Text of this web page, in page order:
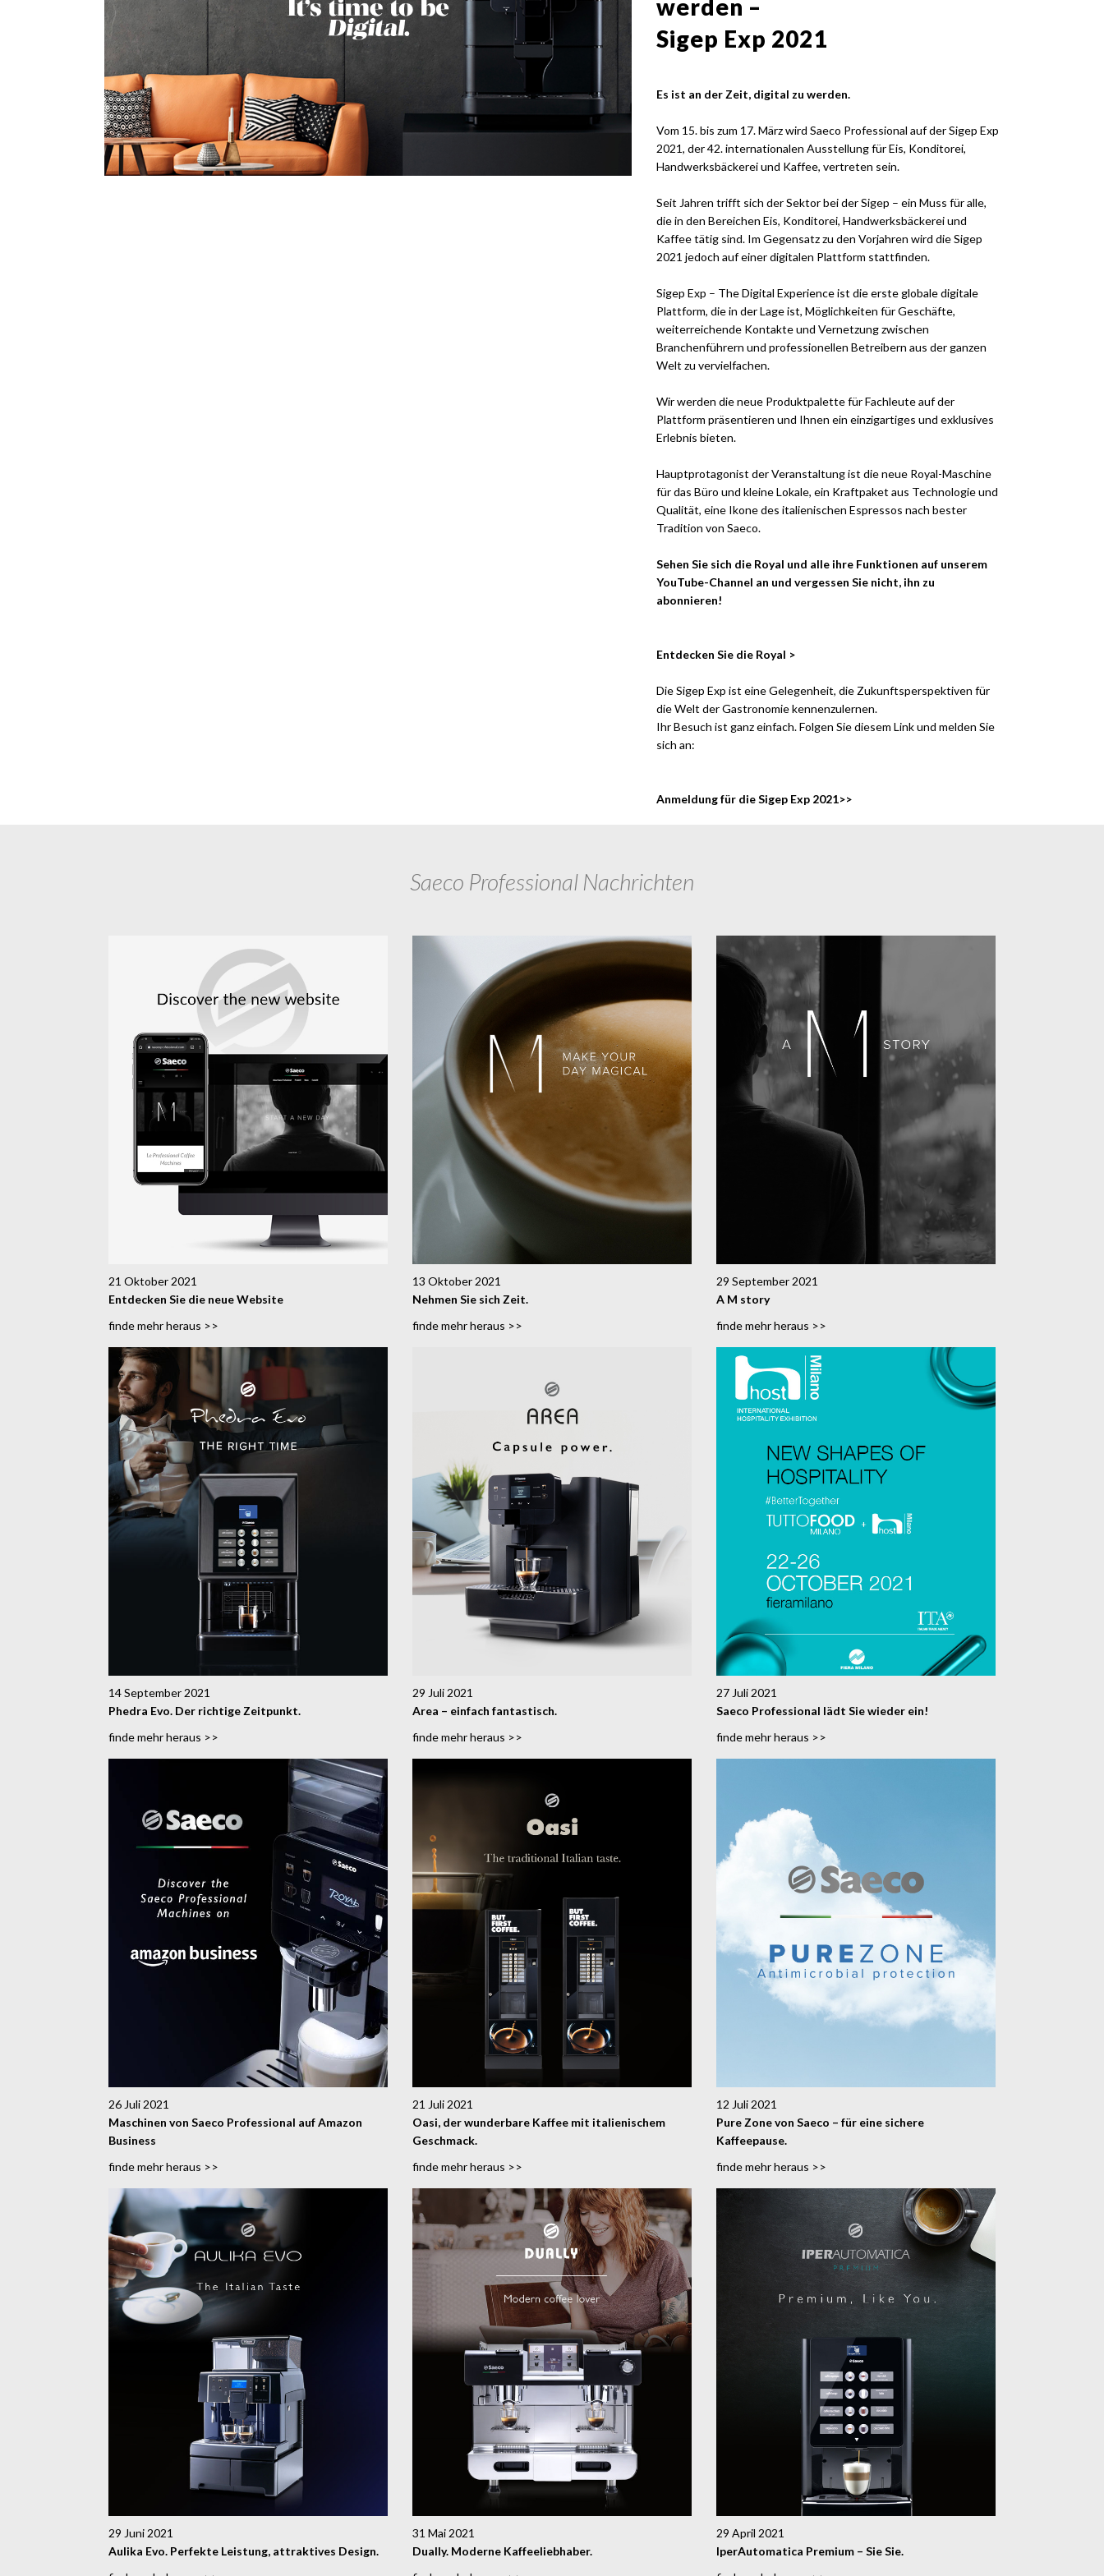
werden –
Sigep Exp 2021
Es ist an der Zeit, digital zu werden.
Vom 15. bis zum 17. März wird Saeco Professional auf der Sigep Exp
2021, der 42. internationalen Ausstellung für Eis, Konditorei,
Handwerksbäckerei und Kaffee, vertreten sein.
Seit Jahren trifft sich der Sektor bei der Sigep – ein Muss für alle,
die in den Bereichen Eis, Konditorei, Handwerksbäckerei und
Kaffee tätig sind. Im Gegensatz zu den Vorjahren wird die Sigep
2021 jedoch auf einer digitalen Plattform stattfinden.
Sigep Exp – The Digital Experience ist die erste globale digitale
Plattform, die in der Lage ist, Möglichkeiten für Geschäfte,
weiterreichende Kontakte und Vernetzung zwischen
Branchenführern und professionellen Betreibern aus der ganzen
Welt zu vervielfachen.
Wir werden die neue Produktpalette für Fachleute auf der
Plattform präsentieren und Ihnen ein einzigartiges und exklusives
Erlebnis bieten.
Hauptprotagonist der Veranstaltung ist die neue Royal-Maschine
für das Büro und kleine Lokale, ein Kraftpaket aus Technologie und
Qualität, eine Ikone des italienischen Espressos nach bester
Tradition von Saeco.
Sehen Sie sich die Royal und alle ihre Funktionen auf unserem
YouTube-Channel an und vergessen Sie nicht, ihn zu
abonnieren!
Entdecken Sie die Royal >
Die Sigep Exp ist eine Gelegenheit, die Zukunftsperspektiven für
die Welt der Gastronomie kennenzulernen.
Ihr Besuch ist ganz einfach. Folgen Sie diesem Link und melden Sie
sich an:
Anmeldung für die Sigep Exp 2021>>
Saeco Professional Nachrichten
21 Oktober 2021
Entdecken Sie die neue Website
finde mehr heraus >>
13 Oktober 2021
Nehmen Sie sich Zeit.
finde mehr heraus >>
29 September 2021
A M story
finde mehr heraus >>
14 September 2021
Phedra Evo. Der richtige Zeitpunkt.
finde mehr heraus >>
29 Juli 2021
Area – einfach fantastisch.
finde mehr heraus >>
27 Juli 2021
Saeco Professional lädt Sie wieder ein!
finde mehr heraus >>
26 Juli 2021
Maschinen von Saeco Professional auf Amazon
Business
finde mehr heraus >>
21 Juli 2021
Oasi, der wunderbare Kaffee mit italienischem
Geschmack.
finde mehr heraus >>
12 Juli 2021
Pure Zone von Saeco – für eine sichere
Kaffeepause.
finde mehr heraus >>
29 Juni 2021
Aulika Evo. Perfekte Leistung, attraktives Design.
31 Mai 2021
Dually. Moderne Kaffeeliebhaber.
29 April 2021
IperAutomatica Premium – Sie Sie.